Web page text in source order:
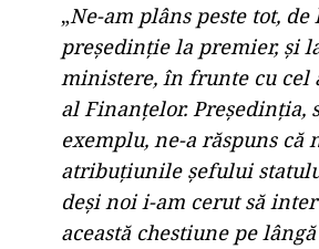
„Ne-am plâns peste tot, de
președinție la premier, și
ministere, în frunte cu cel
al Finanțelor. Președinția,
exemplu, ne-a răspuns că
atribuțiunile șefului
deși noi i-am cerut să
această chestiune pe